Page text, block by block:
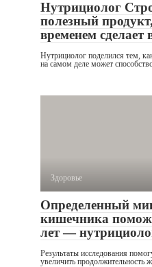
Нутрициолог
полезный
временем сделает
Нутрициолог поделился тем,
на самом деле может
Здоровье
Определенный
кишечника
лет —
Результаты исследования
увеличить продолжительность